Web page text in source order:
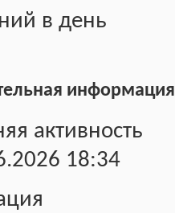
в день
информация
активность
18:34